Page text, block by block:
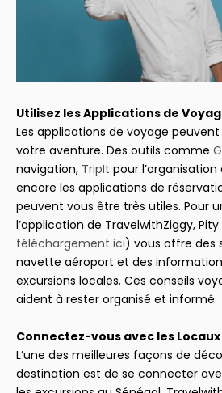
Utilisez les Applications de
Les applications de voyage
votre aventure. Des outils comme
navigation, TripIt pour
encore les applications de
peuvent vous être très utiles. Pour
l’application de TravelwithZiggy, Pity
téléchargement ici) vous offre des
navette aéroport et des
excursions locales. Ces conseils
aident à rester organisé et informé.
Connectez-vous avec les Locaux
L’une des meilleures façons de
destination est de se connecter